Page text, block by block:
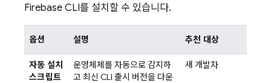
Firebase CLI를 설치할 수 있습니다.
옵션 설명 추천 대상
자동 설치
스크립트
운영체제를 자동으로 감지하
고 최신 CLI 출시 버전을 다운
새 개발자